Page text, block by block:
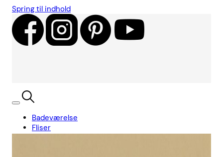
Spring til indhold
Badeværelse
Fliser